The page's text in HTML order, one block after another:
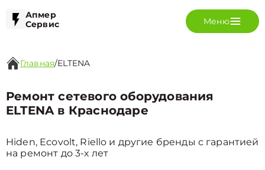
Апмер
Сервис
Меню
Главная/ELTENA
Ремонт сетевого оборудования
ELTENA в Краснодаре
Hiden, Ecovolt, Riello и другие бренды с гарантией
на ремонт до 3-х лет